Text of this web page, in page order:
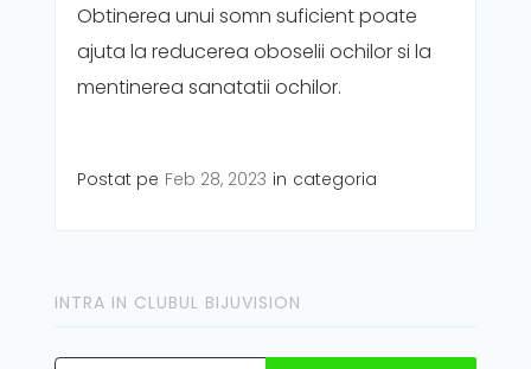
Obtinerea unui somn suficient poate
ajuta la reducerea oboselii ochilor si la
mentinerea sanatatii ochilor.
Postat pe Feb 28, 2023 in categoria
INTRA IN CLUBUL BIJUVISION